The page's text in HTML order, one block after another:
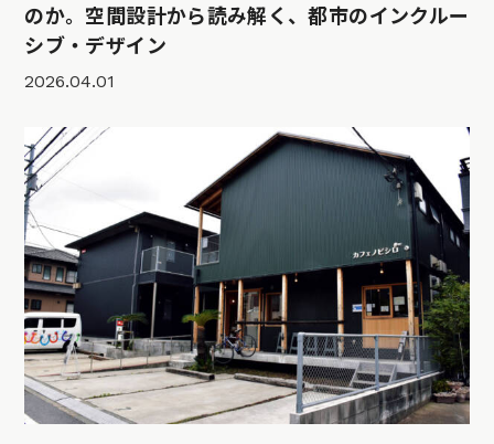
のか。空間設計から読み解く、都市のインクルー
シブ・デザイン
2026.04.01